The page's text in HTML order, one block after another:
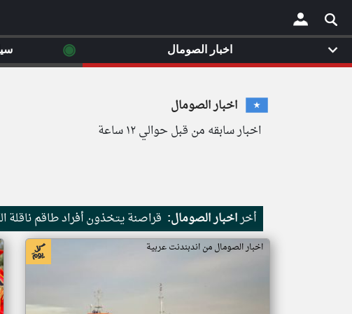
×
اخبار الصومال
اخبار سابقه من قبل حوالي ١٢ ساعة
أخراخبار الصومال: قراصنة يتخذون أفراد طاقم ناقلة
اخبار الصومال من اندبندنت عربية
اخبار الصومال ◉